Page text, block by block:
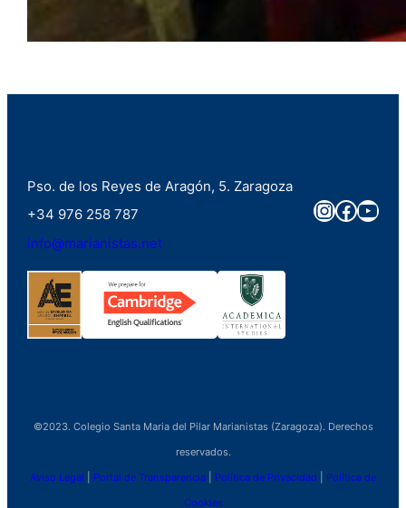
Pso. de los Reyes de Aragón, 5. Zaragoza
+34 976 258 787
info@marianistas.net
©2023. Colegio Santa Maria del Pilar Marianistas (Zaragoza). Derechos
reservados.
Aviso Legal Portal de Transparencia Política de Privacidad Política de
Cookies